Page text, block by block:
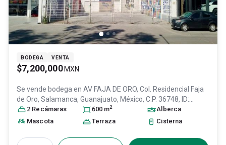
BODEGA VENTA
$7,200,000 MXN
Se vende bodega en AV FAJA DE ORO, Col. Residencial Faja
de Oro, Salamanca, Guanajuato, México, C.P. 36748, ID:
31278092
2 Recámaras 600 m2
Alberca
Mascota
Terraza Cisterna